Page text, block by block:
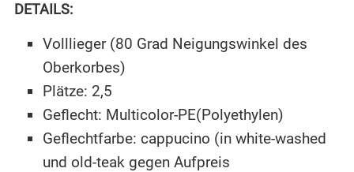
DETAILS:
Volllieger (80 Grad Neigungswinkel des
Oberkorbes)
Plätze: 2,5
Geflecht: Multicolor-PE(Polyethylen)
Geflechtfarbe: cappucino (in white-washed
und old-teak gegen Aufpreis